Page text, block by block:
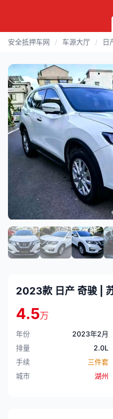
安全抵押车网 / 车源大厅 / 日
2023款 日产 奇骏 |
4.5万
年份 2023年2月
排量
2.0L
手续
三件套
城市
湖州